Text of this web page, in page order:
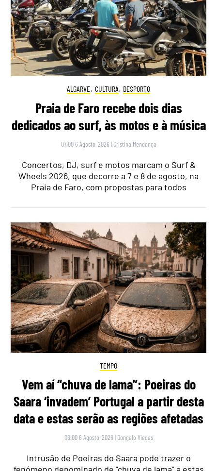
ALGARVE, CULTURA, DESPORTO
Praia de Faro recebe dois dias
dedicados ao surf, às motos e à música
07:00 6 Agosto, 2026 | Cristina Mendonça
Concertos, DJ, surf e motos marcam o Surf &
Wheels 2026, que decorre a 7 e 8 de agosto, na
Praia de Faro, com propostas para todos
TEMPO
Vem aí “chuva de lama”: Poeiras do
Saara ‘invadem’ Portugal a partir desta
data e estas serão as regiões afetadas
06:00 6 Agosto, 2026 | Gonçalo Viegas
Intrusão de Poeiras do Saara pode trazer o